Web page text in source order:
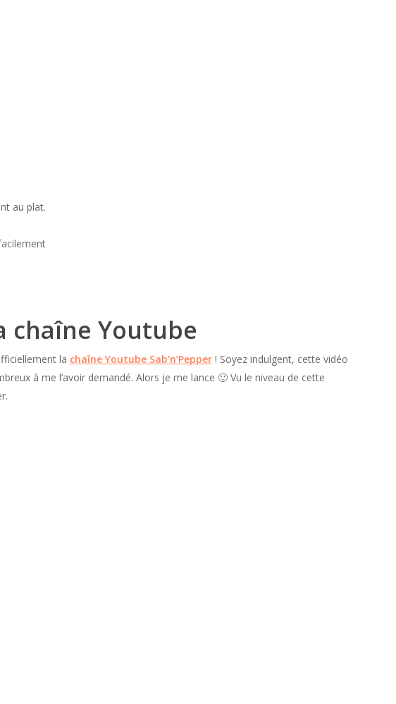
au plat.
chaîne Youtube
la chaîne Youtube Sab’n’Pepper ! Soyez indulgent, cette vidéo
à me l’avoir demandé. Alors je me lance 🙂 Vu le niveau de cette